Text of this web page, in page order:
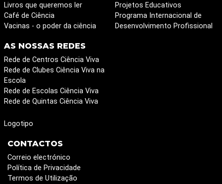
Livros que queremos ler
Café de Ciência
Vacinas - o poder da ciência
Projetos Educativos
Programa Internacional de
Desenvolvimento Profissional
AS NOSSAS REDES
Rede de Centros Ciência Viva
Rede de Clubes Ciência Viva na
Escola
Rede de Escolas Ciência Viva
Rede de Quintas Ciência Viva
Logotipo
CONTACTOS
Correio electrónico
Política de Privacidade
Termos de Utilização